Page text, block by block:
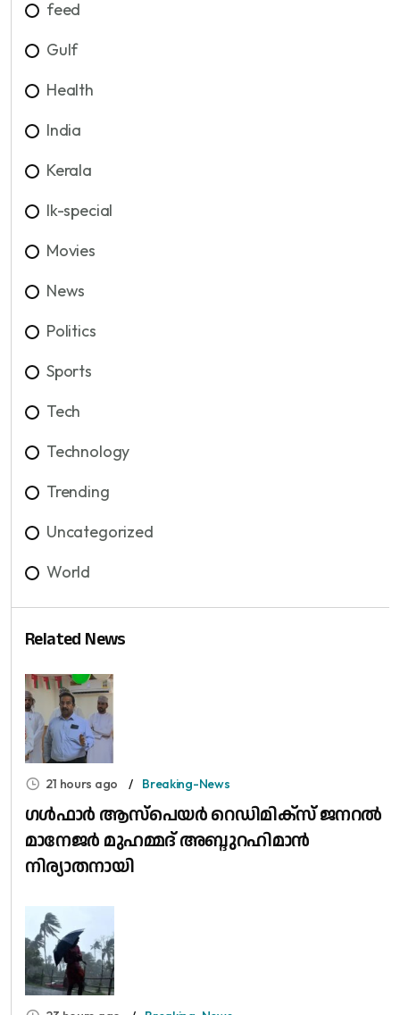
feed
Gulf
Health
India
Kerala
lk-special
Movies
News
Politics
Sports
Tech
Technology
Trending
Uncategorized
World
Related News
21 hours ago Breaking-News
​ഗൾഫാർ ആസ്പെയർ റെഡിമിക്സ് ജനറൽ
മാനേജർ മുഹമ്മദ് അബ്ദുറഹിമാൻ
നിര്യാതനായി